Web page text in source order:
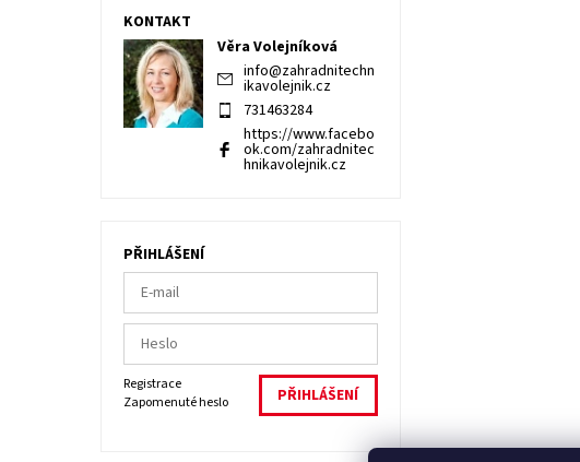
KONTAKT
Věra Volejníková
info@zahradnitechn
ikavolejnik.cz
731463284
https://www.facebo
ok.com/zahradnitec
hnikavolejnik.cz
PŘIHLÁŠENÍ
Registrace
Zapomenuté heslo